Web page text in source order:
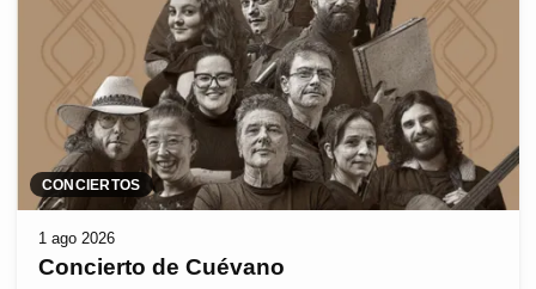
CONCIERTOS
1 ago 2026
Concierto de Cuévano